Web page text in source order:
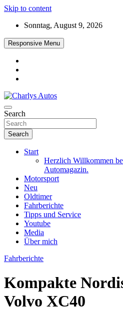
Skip to content
Sonntag, August 9, 2026
Responsive Menu
Charlys Autos
Das neue Automagazin – global.
Search
Search
Start
Herzlich Willkommen
Automagazin.
Motorsport
Neu
Oldtimer
Fahrberichte
Tipps und Service
Youtube
Media
Über mich
Fahrberichte
Kompakte
Volvo XC40